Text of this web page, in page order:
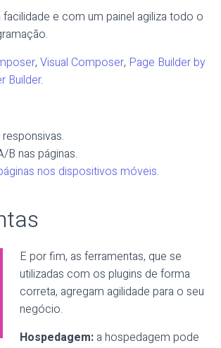
e com um painel agiliza todo o
, Visual Composer, Page Builder by
Builder.
B nas páginas.
nos dispositivos móveis.
E por fim, as ferramentas, que se
utilizadas com os plugins de forma
correta, agregam agilidade para o seu
negócio.
Hospedagem: a hospedagem pode